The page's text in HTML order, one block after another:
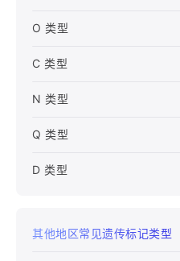
其他地区常见遗传标记类型
O 类型
C 类型
N 类型
Q 类型
D 类型